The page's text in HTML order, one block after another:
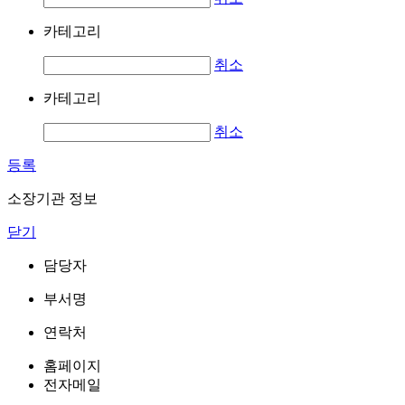
카테고리
취소
카테고리
취소
등록
소장기관 정보
닫기
담당자
부서명
연락처
홈페이지
전자메일